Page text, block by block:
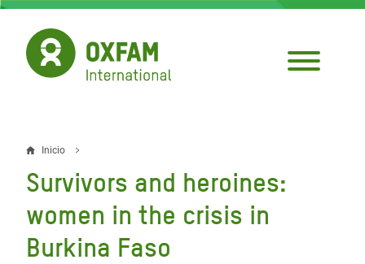
Pasar
contenido
principal
Sobrescribir
enlaces
de
ayuda
Inicio
Survivors and heroines:
women in the crisis in
Burkina Faso